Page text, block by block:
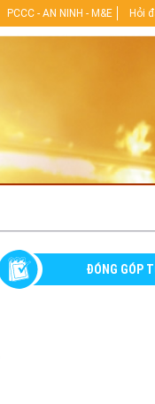
PCCC - AN NINH - M&E Hỏi
ĐÓNG GÓP